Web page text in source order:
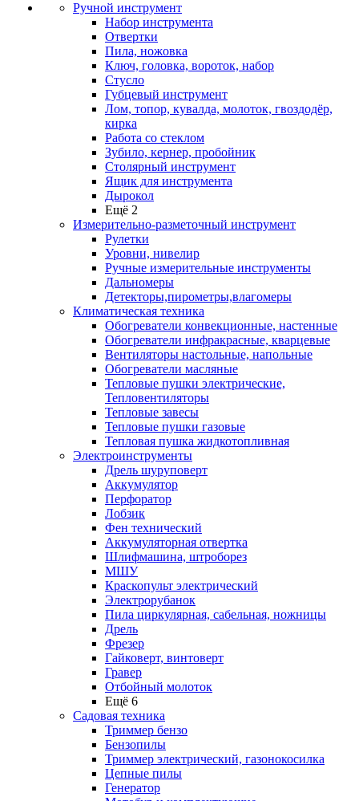
Ручной инструмент
Набор инструмента
Отвертки
Пила, ножовка
Ключ, головка, вороток, набор
Стусло
Губцевый инструмент
Лом, топор, кувалда, молоток, гвоздодёр,
кирка
Работа со стеклом
Зубило, кернер, пробойник
Столярный инструмент
Ящик для инструмента
Дырокол
Ещё 2
Измерительно-разметочный инструмент
Рулетки
Уровни, нивелир
Ручные измерительные инструменты
Дальномеры
Детекторы,пирометры,влагомеры
Климатическая техника
Обогреватели конвекционные, настенные
Обогреватели инфракрасные, кварцевые
Вентиляторы настольные, напольные
Обогреватели масляные
Тепловые пушки электрические,
Тепловентиляторы
Тепловые завесы
Тепловые пушки газовые
Тепловая пушка жидкотопливная
Электроинструменты
Дрель шуруповерт
Аккумулятор
Перфоратор
Лобзик
Фен технический
Аккумуляторная отвертка
Шлифмашина, штроборез
МШУ
Краскопульт электрический
Электрорубанок
Пила циркулярная, сабельная, ножницы
Дрель
Фрезер
Гайковерт, винтоверт
Гравер
Отбойный молоток
Ещё 6
Садовая техника
Триммер бензо
Бензопилы
Триммер электрический, газонокосилка
Цепные пилы
Генератор